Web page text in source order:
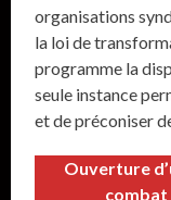
organisations
la loi de
programme la
seule instance
et de préconiser
Ouverture
combat